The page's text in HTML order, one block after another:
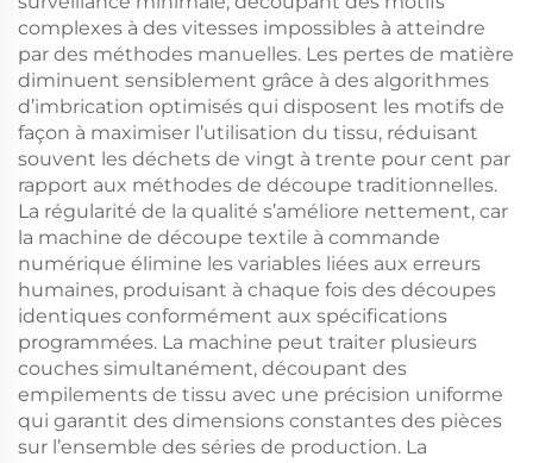
complexes à des vitesses impossibles à atteindre
par des méthodes manuelles. Les pertes de matière
diminuent sensiblement grâce à des algorithmes
d’imbrication optimisés qui disposent les motifs de
façon à maximiser l’utilisation du tissu, réduisant
souvent les déchets de vingt à trente pour cent par
rapport aux méthodes de découpe traditionnelles.
La régularité de la qualité s’améliore nettement, car
la machine de découpe textile à commande
numérique élimine les variables liées aux erreurs
humaines, produisant à chaque fois des découpes
identiques conformément aux spécifications
programmées. La machine peut traiter plusieurs
couches simultanément, découpant des
empilements de tissu avec une précision uniforme
qui garantit des dimensions constantes des pièces
sur l’ensemble des séries de production. La